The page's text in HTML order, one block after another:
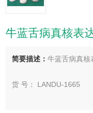
牛蓝舌病真核表
简要描述：牛蓝舌病真核
货 号： LANDU-1665